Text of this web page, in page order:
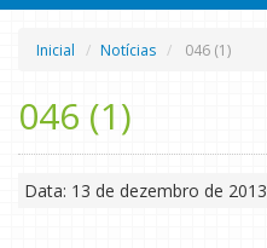
Inicial Notícias 046 (1)
046 (1)
Data: 13 de dezembro de 2013